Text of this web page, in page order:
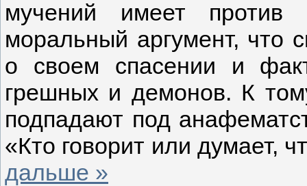
мучений имеет
моральный аргумент, что
о своем спасении и
грешных и демонов. К
подпадают под
«Кто говорит или думает,
дальше »